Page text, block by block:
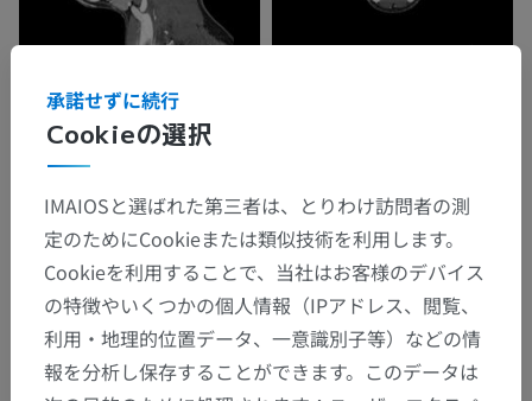
Cookieの選択
承諾せずに続行
IMAIOSと選ばれた第三者は、とりわけ訪問者の測
定のためにCookieまたは類似技術を利用します。
Cookieを利用することで、当社はお客様のデバイス
の特徴やいくつかの個人情報（IPアドレス、閲覧、
利用・地理的位置データ、一意識別子等）などの情
報を分析し保存することができます。このデータは